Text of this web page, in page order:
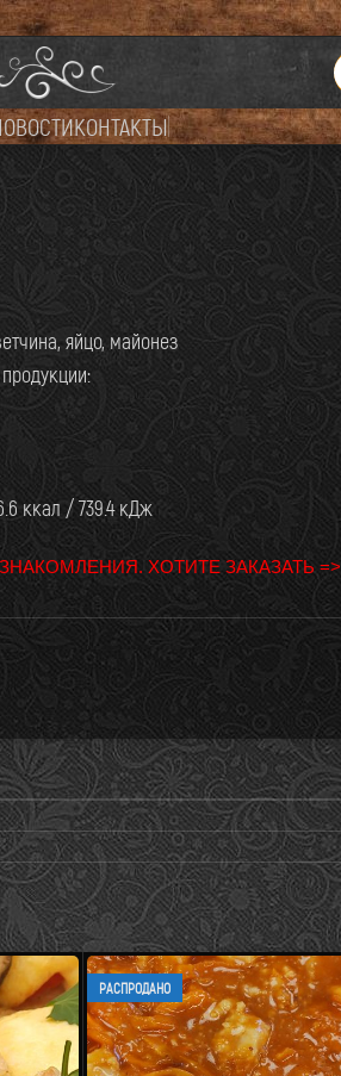
КОНТАКТЫ
яйцо, майонез
ккал / 739.4 кДж
ХОТИТЕ ЗАКАЗАТЬ =>
РАСПРОДАНО